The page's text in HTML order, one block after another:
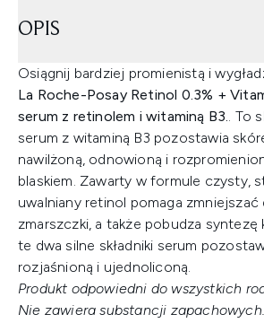
OPIS
Osiągnij bardziej promienistą i
La Roche-Posay Retinol 0.3% +
serum z retinolem i witaminą B3.. To
serum z witaminą B3 pozostawia
nawilżoną, odnowioną i
blaskiem. Zawarty w formule czysty,
uwalniany retinol pomaga zmniejszać
zmarszczki, a także pobudza syntezę
te dwa silne składniki serum
rozjaśnioną i ujednoliconą.
Produkt odpowiedni do wszystkich
Nie zawiera substancji zapachowych.